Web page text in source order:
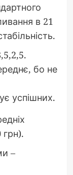
в 21
бо не
успішних.
грн).
–